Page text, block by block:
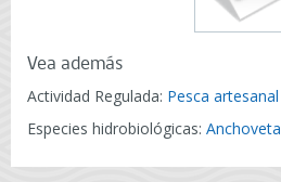
Vea además
Actividad Regulada: Pesca artesanal
Especies hidrobiológicas: Anchoveta